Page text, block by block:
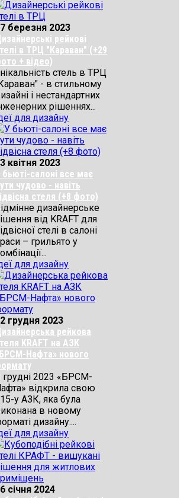
березня 2023
рейкові
в ТРЦ "Караван" (+29
+ відео)
стель в ТРЦ
- в стильному
і нестандартних
рішеннях...
для дизайну
квітня 2023
бьюті-салоні все має
чудово - навіть
стеля (+8 фото)
дизайнерське
від KRAFT для
стелі в салоні
– грильято у
для дизайну
грудня 2023
рейкова
KRAFT на АЗК
Нафта» нового
грудні 2023 «БРСМ-
відкрила свою
у АЗК, яка була
в новому
дизайну....
для дизайну
січня 2024